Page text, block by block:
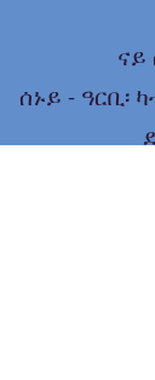
ናይ
ሰኑይ - ዓርቢ፡